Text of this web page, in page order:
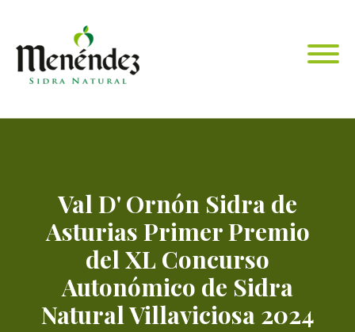
Val D' Ornón Sidra de
Asturias Primer Premio
del XL Concurso
Autonómico de Sidra
Natural Villaviciosa 2024